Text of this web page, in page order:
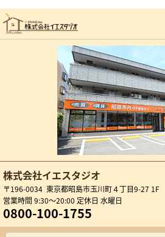
株式会社イエスタジオ
〒196-0034 東京都昭島市玉川町４丁目9-27 1F
営業時間 9:30～20:00 定休日 水曜日
0800-100-1755